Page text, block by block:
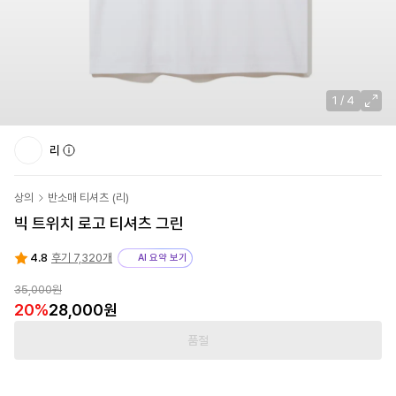
1 / 4
리
상의 반소매 티셔츠 (리)
빅 트위치 로고 티셔츠 그린
4.8 후기 7,320개 AI 요약 보기
35,000원
20%28,000원
품절